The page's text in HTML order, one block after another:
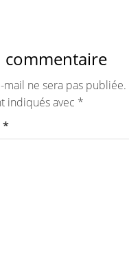
commentaire
mail ne sera pas publiée.
indiqués avec *
*